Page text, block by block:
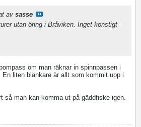
av sasse
utan öring i Bråviken. Inget konstigt
om man räknar in spinnpassen i
En liten blänkare är allt som kommit upp i
så man kan komma ut på gäddfiske igen.